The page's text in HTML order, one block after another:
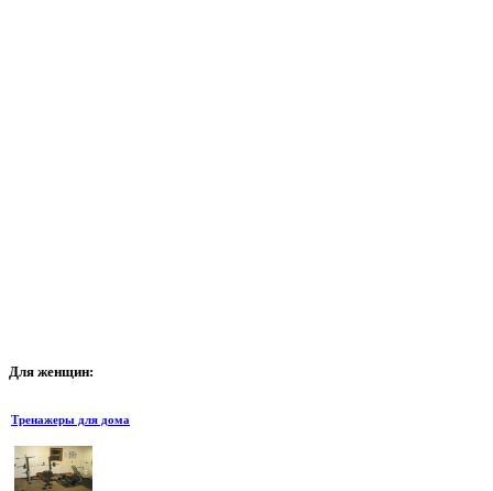
Для женщин:
Тренажеры для дома